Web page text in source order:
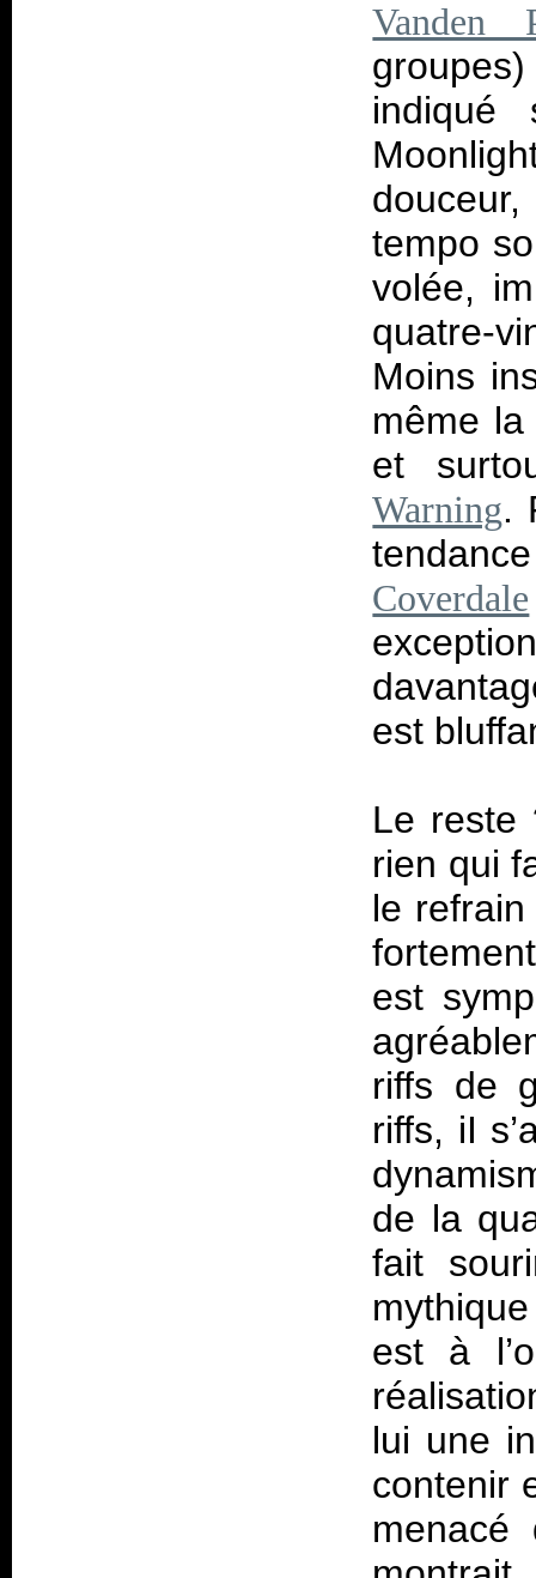
Vanden
indiqué
tempo
volée,
quatre-
Moins
même
et
Warning.
Coverdale
est
Le reste
rien qui
le
est
riffs de
riffs, iI
de la
fait
est à
lui une
contenir
menacé